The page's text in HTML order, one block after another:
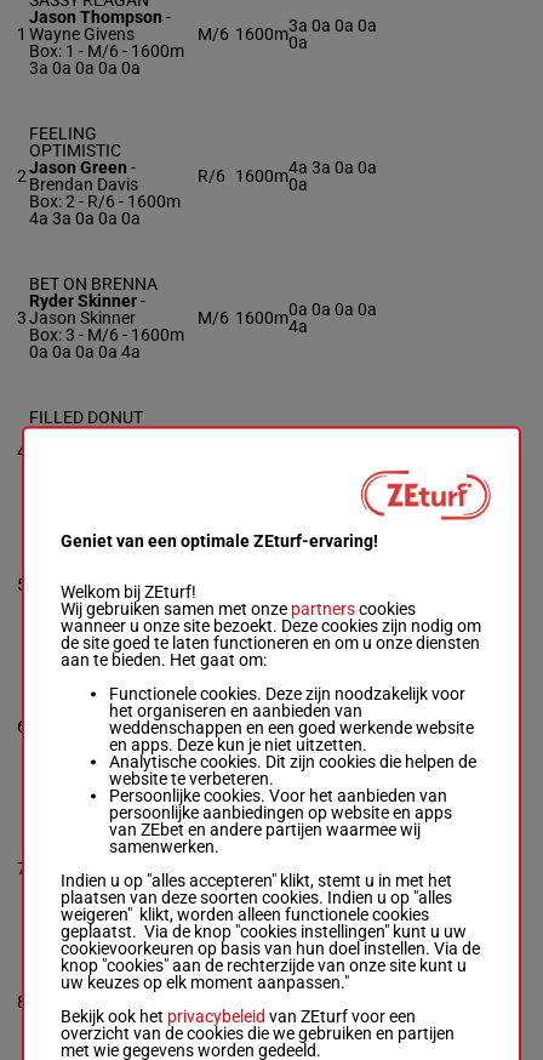
1
Jason Thompson -
Wayne Givens
Box: 1 - M/6 - 1600m
3a 0a 0a 0a 0a
M/6 1600m3a 0a 0a 0a
0a
2
FEELING
OPTIMISTIC
Jason Green -
Brendan Davis
Box: 2 - R/6 - 1600m
4a 3a 0a 0a 0a
R/6 1600m4a 3a 0a 0a
0a
3
BET ON BRENNA
Ryder Skinner-
Jason Skinner
Box: 3 - M/6 - 1600m
0a 0a 0a 0a 4a
M/6 1600m0a 0a 0a 0a
4a
4
FILLED DONUT
Barton Dalious-Jim
5
R NO MERCY
Columbo
Box: 5 -R/5 - 1600m
0a 0a 2a 3a (25) 0a
6
SOUTHWIND
PYTHON
Troy Beyer-Ronald
H/5 - 1600m
4a 0a 4a 0a 0a
H/5 1600m4a 0a 4a 0a
0a
7
DESIGNER DRINK
Cody Poliseno-
Box: 7 -R/6 - 1600m
0a 0a 0a 0a 4a
4a
8
SECRET JET
Allan Davis-Tyler
Box: 8 -R/10 - 1600m
0a 0a 4a (25) 0a 0a
0a 0a 4a
(25) 0a 0a
Geniet van een optimale ZEturf-ervaring!
Welkom bij ZEturf!
Wij gebruiken samen met onze partnerscookies
wanneer u onze site bezoekt. Deze cookies zijn nodig om
de site goed te laten functioneren en om u onze diensten
aan te bieden. Het gaat om:
Functionele cookies. Deze zijn noodzakelijk voor
het organiseren en aanbieden van
weddenschappen en een goed werkende website
en apps. Deze kun je niet uitzetten.
Analytische cookies. Dit zijn cookies die helpen de
website te verbeteren.
Persoonlijke cookies. Voor het aanbieden van
persoonlijke aanbiedingen op website en apps
van ZEbet en andere partijen waarmee wij
samenwerken.
Indien u op "alles accepteren" klikt, stemt u in met het
plaatsen van deze soorten cookies. Indien u op "alles
weigeren" klikt, worden alleen functionele cookies
geplaatst. Via de knop "cookies instellingen" kunt u uw
cookievoorkeuren op basis van hun doel instellen. Via de
knop "cookies" aan de rechterzijde van onze site kunt u
uw keuzes op elk moment aanpassen."
Bekijk ook het privacybeleid van ZEturf voor een
overzicht van de cookies die we gebruiken en partijen
met wie gegevens worden gedeeld.